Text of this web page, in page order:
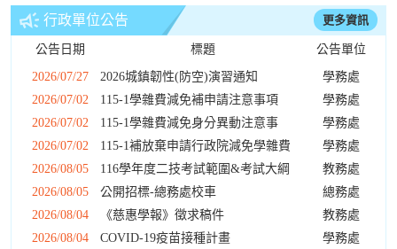
行政單位公告 更多資訊
公告日期 標題 公告單位
2026/07/27 2026城鎮韌性(防空)演習通知
學務處
2026/07/02
115-1學雜費減免補申請注意事項
學務處
2026/07/02
115-1學雜費減免身分異動注意事
學務處
2026/07/02
115-1補放棄申請行政院減免學雜費
學務處
2026/08/05
116學年度二技考試範圍&考試大綱
教務處
2026/08/05
公開招標-總務處校車
總務處
2026/08/04
《慈惠學報》徵求稿件
教務處
2026/08/04
COVID-19疫苗接種計畫 學務處